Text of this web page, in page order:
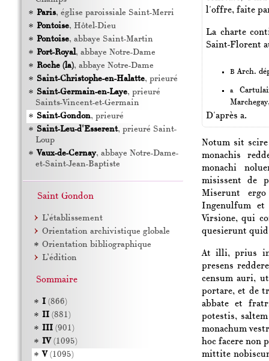
l'offre, faite
La charte
Saint-Florent
B Arch.
a
D'après a.
Notum sit
monachis
monachi
misissent de
Miserunt
Ingenulfum
Virsione, qui
quesierunt quid
At illi, prius
presens
censum auri,
portare, et de
abbate et
potestis,
monachum
hoc facere non
mittite
Paris, église paroissiale Saint-Merri
Pontoise, Hôtel-Dieu
Pontoise, abbaye Saint-Martin
Port-Royal, abbaye Notre-Dame
Roche (la), abbaye Notre-Dame
Saint-Christophe-en-Halatte, prieuré
Saint-Germain-en-Laye, prieuré
Saints-Vincent-et-Germain
Saint-Gondon, prieuré
Saint-Leu-d'Esserent, prieuré Saint-
Loup
Vaux-de-Cernay, abbaye Notre-Dame-
et-Saint-Jean-Baptiste
Saint Gondon
L’établissement
Orientation archivistique globale
Orientation bibliographique
L’édition
Sommaire
I(866)
II(881)
III(901)
IV(1095)
V(1095)